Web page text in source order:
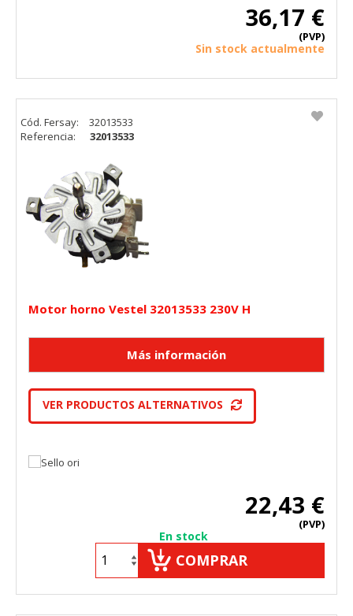
36,17 €
(PVP)
Sin stock actualmente
Motor horno Vestel 32013533 230V H
VER PRODUCTOS ALTERNATIVOS
22,43 €
(PVP)
En stock
COMPRAR
Cód. Fersay:
32013533
Referencia:
32013533